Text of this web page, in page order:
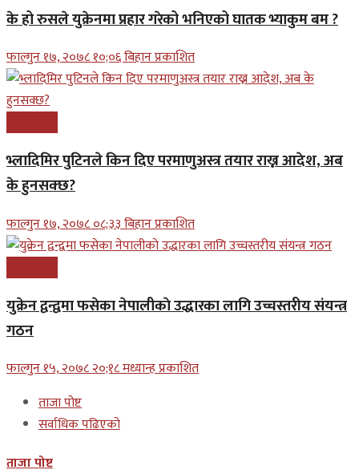
के हो रुसले युक्रेनमा प्रहार गरेको भनिएको घातक भ्याकुम बम ?
फाल्गुन १७, २०७८ १०;०६ बिहान प्रकाशित
भ्लादिमिर पुटिनले किन दिए परमाणुअस्त्र तयार राख्न आदेश, अब
के हुनसक्छ?
फाल्गुन १७, २०७८ ०८;३३ बिहान प्रकाशित
युक्रेन द्वन्द्वमा फसेका नेपालीकाे उद्धारका लागि उच्चस्तरीय संयन्त्र
गठन
फाल्गुन १५, २०७८ २०;१८ मध्यान्ह प्रकाशित
ताजा पोष्ट
सर्वाधिक पढिएको
ताजा पोष्ट